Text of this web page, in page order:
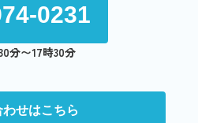
0231
分〜17時30分
せはこちら